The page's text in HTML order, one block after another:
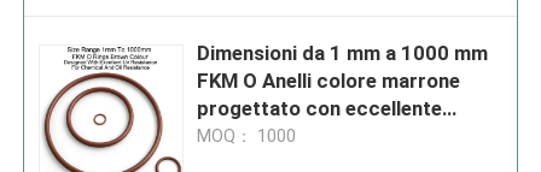
Dimensioni da 1 mm a 1000 mm
FKM O Anelli colore marrone
progettato con eccellente
resistenza agli UV per la
MOQ： 1000